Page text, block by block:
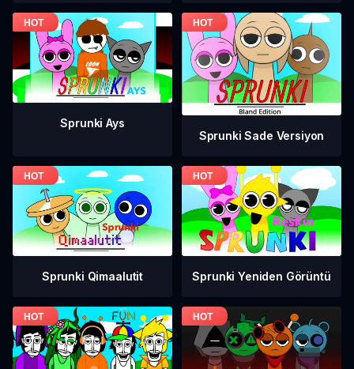
Sprunki Ays
Sprunki Sade Versiyon
Sprunki Qimaalutit Sprunki Yeniden Görüntü